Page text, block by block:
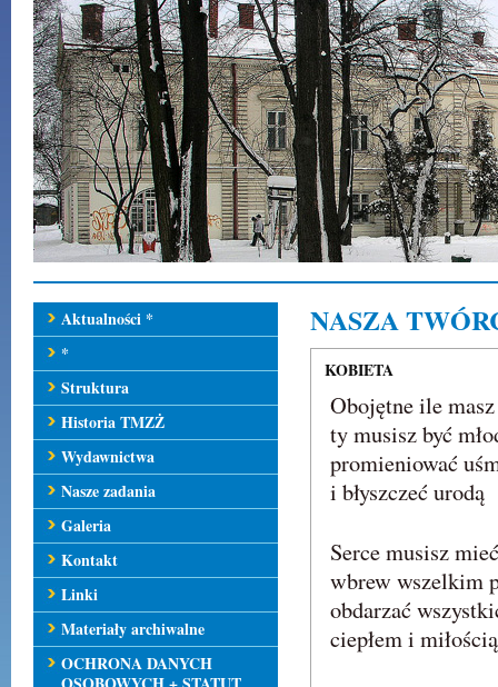
Aktualności *
*
Struktura
Historia TMZŻ
Wydawnictwa
Nasze zadania
Galeria
Kontakt
Linki
Materiały archiwalne
OCHRONA DANYCH
NASZA
KOBIETA
Obojętne ile
ty musisz być
promieniować
i błyszczeć urodą
Serce musisz
wbrew wszelkim
obdarzać
ciepłem i